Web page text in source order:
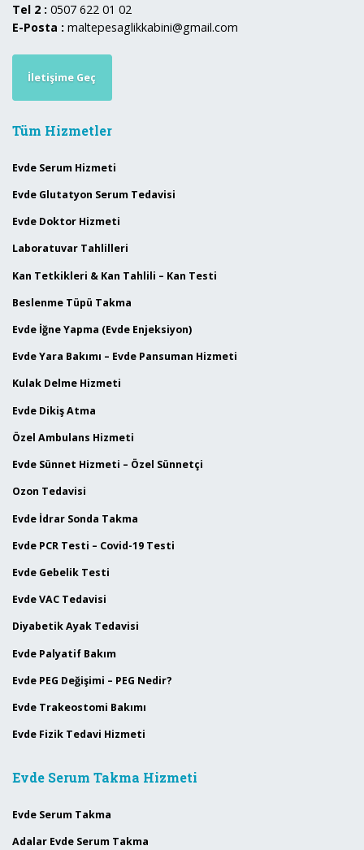
Tel 2 : 0507 622 01 02
E-Posta : maltepesaglikkabini@gmail.com
İletişime Geç
Tüm Hizmetler
Evde Serum Hizmeti
Evde Glutatyon Serum Tedavisi
Evde Doktor Hizmeti
Laboratuvar Tahlilleri
Kan Tetkikleri & Kan Tahlili – Kan Testi
Beslenme Tüpü Takma
Evde İğne Yapma (Evde Enjeksiyon)
Evde Yara Bakımı – Evde Pansuman Hizmeti
Kulak Delme Hizmeti
Evde Dikiş Atma
Özel Ambulans Hizmeti
Evde Sünnet Hizmeti – Özel Sünnetçi
Ozon Tedavisi
Evde İdrar Sonda Takma
Evde PCR Testi – Covid-19 Testi
Evde Gebelik Testi
Evde VAC Tedavisi
Diyabetik Ayak Tedavisi
Evde Palyatif Bakım
Evde PEG Değişimi – PEG Nedir?
Evde Trakeostomi Bakımı
Evde Fizik Tedavi Hizmeti
Evde Serum Takma Hizmeti
Evde Serum Takma
Adalar Evde Serum Takma